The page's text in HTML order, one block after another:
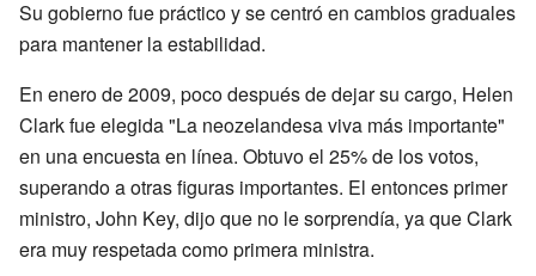
Su gobierno fue práctico y se centró en cambios graduales
para mantener la estabilidad.
En enero de 2009, poco después de dejar su cargo, Helen
Clark fue elegida "La neozelandesa viva más importante"
en una encuesta en línea. Obtuvo el 25% de los votos,
superando a otras figuras importantes. El entonces primer
ministro, John Key, dijo que no le sorprendía, ya que Clark
era muy respetada como primera ministra.